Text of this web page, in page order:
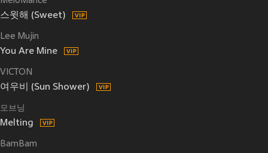
스윗해 (Sweet)
Lee Mujin
You Are Mine
VICTON
여우비 (Sun Shower)
모브닝
Melting
BamBam